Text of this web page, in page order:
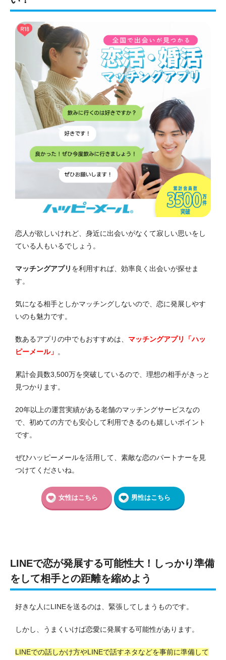
恋人が欲しいけれど、身近に出会いがなくて寂しい思いをし
ている人もいるでしょう。
マッチングアプリ を利用すれば、効率良く出会いが探せま
す。
気になる相手としかマッチングしないので、恋に発展しやす
いのも魅力です。
数あるアプリの中でもおすすめは、 マッチングアプリ「ハッ
ピーメール」 。
累計会員数3,500万を突破しているので、理想の相手がきっと
見つかります。
20年以上の運営実績がある老舗のマッチングサービスなの
で、初めての方でも安心して利用できるのも嬉しいポイント
です。
ぜひハッピーメールを活用して、素敵な恋のパートナーを見
つけてくださいね。
女性はこちら 男性はこちら
LINEで恋が発展する可能性大！しっかり準備
をして相手との距離を縮めよう
好きな人にLINEを送るのは、緊張してしまうものです。
しかし、うまくいけば恋愛に発展する可能性があります。
LINEでの話しかけ方やLINEで話すネタなどを事前に準備して